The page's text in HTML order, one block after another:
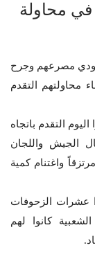
محاولة
مصرعهم وجرح
الخميس 2 يونيو 2016 ، أثناء محاولتهم التقدم
التقدم باتجاه
الجيش واللجان
الشعبية تصدوا لهم بعون الله .. مؤكداً مقتل 27 مرتزقاً واغتنام كمية
عشرات الزحوفات
كانوا لهم